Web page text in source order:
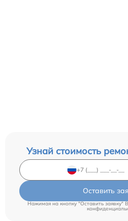
Узнай стоимость
Оставить
Нажимая на кнопку "Оставить заявку"